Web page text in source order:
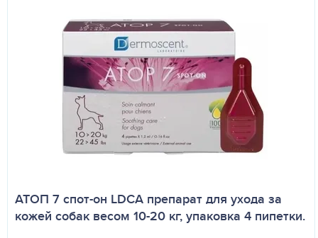
АТОП 7 спот-он LDCA препарат для ухода за
кожей собак весом 10-20 кг, упаковка 4 пипетки.